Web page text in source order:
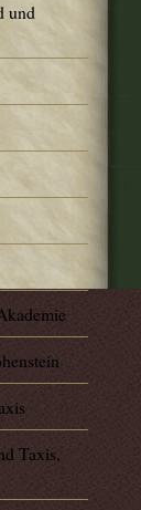
und
Taxis,